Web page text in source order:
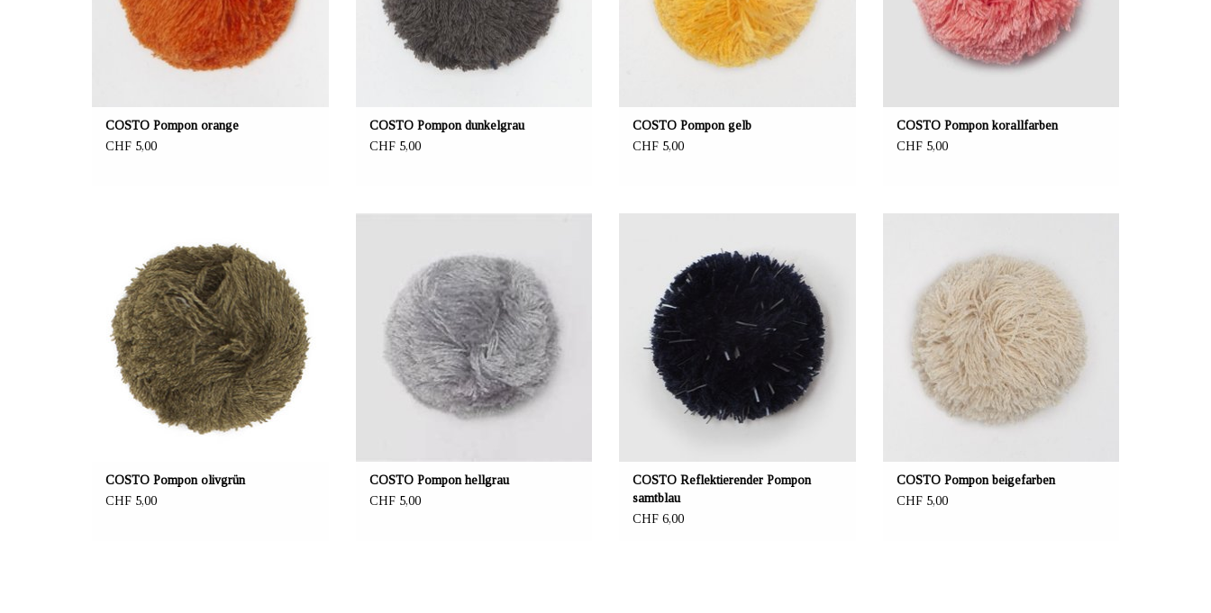
COSTO Pompon orange
CHF 5,00
COSTO Pompon dunkelgrau
CHF 5,00
COSTO Pompon gelb
CHF 5,00
COSTO Pompon korallfarben
CHF 5,00
Material 100% Recycling Acryl
Durchmesser 6.5 cm
Von Hand waschen
COSTO Pompon olivgrün
CHF 5,00
Material 100% Recycling Acryl
Durchmesser 6.5 cm
Von Hand waschen
COSTO Pompon hellgrau
CHF 5,00
Material 100% Recycling Acryl
Von Hand waschen
COSTO Reflektierender Pompon
samtblau
CHF 6,00
Material 100% Recycling Acryl
Durchmesser 6.5 cm
Von Hand waschen
COSTO Pompon beigefarben
CHF 5,00